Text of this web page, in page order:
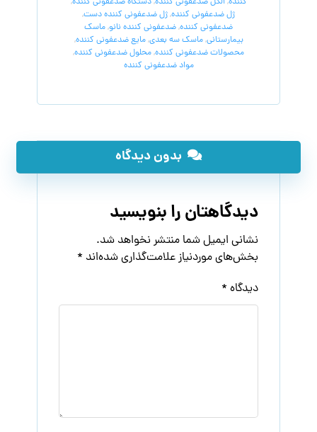
ژل ضدعفونی کننده,ژل ضدعفونی کننده دست,
ضدعفونی کننده,ضدعفونی کننده نانو,ماسک
بیمارستانی,ماسک سه بعدی,مایع ضدعفونی کننده,
محصولات ضدعفونی کننده,محلول ضدعفونی کننده,
مواد ضدعفونی کننده
بدون دیدگاه
دیدگاهتان را بنویسید
نشانی ایمیل شما منتشر نخواهد شد.
بخش‌های موردنیاز علامت‌گذاری شده‌اند *
دیدگاه *